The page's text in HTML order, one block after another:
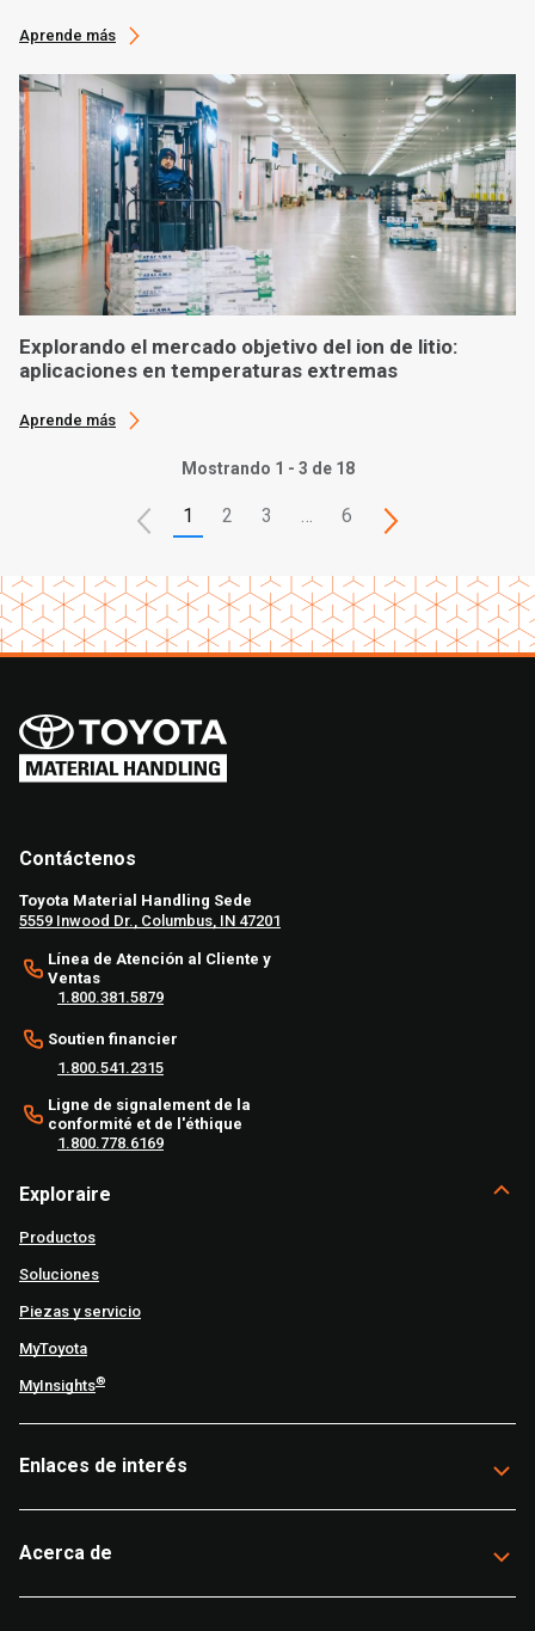
Aprende más
Explorando el mercado objetivo del ion de litio:
aplicaciones en temperaturas extremas
Aprende más
Mostrando 1 - 3 de 18
1 2 3 6
Contáctenos
Toyota Material Handling Sede
5559 Inwood Dr., Columbus, IN 47201
Línea de Atención al Cliente y
Ventas
1.800.381.5879
Soutien financier
1.800.541.2315
Ligne de signalement de la
conformité et de l'éthique
1.800.778.6169
Exploraire
Productos
Soluciones
Piezas y servicio
MyToyota
MyInsights®
Enlaces de interés
Acerca de